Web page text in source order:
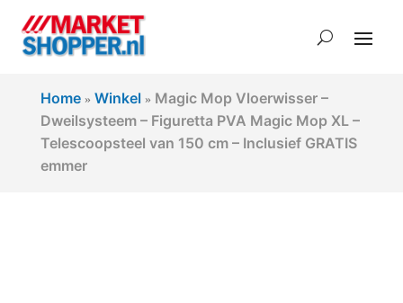
Home» Winkel » Magic Mop Vloerwisser –
Dweilsysteem – Figuretta PVA Magic Mop XL –
Telescoopsteel van 150 cm – Inclusief GRATIS
emmer